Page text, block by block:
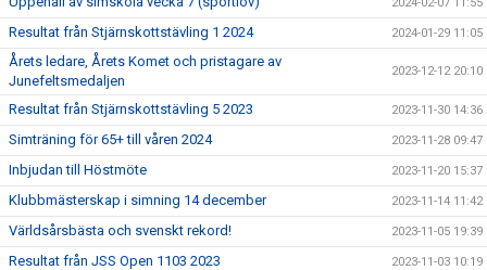
Resultat från Stjärnskottstävling 1 2024 2024-01-29 11:05
Årets ledare, Årets Komet och pristagare av
Junefeltsmedaljen
2023-12-12 20:10
Resultat från Stjärnskottstävling 5 2023 2023-11-30 14:36
Simträning för 65+ till våren 2024 2023-11-28 09:47
Inbjudan till Höstmöte 2023-11-20 15:37
Klubbmästerskap i simning 14 december 2023-11-14 11:42
Världsårsbästa och svenskt rekord! 2023-11-05 19:39
Resultat från JSS Open 1103 2023 2023-11-03 10:19